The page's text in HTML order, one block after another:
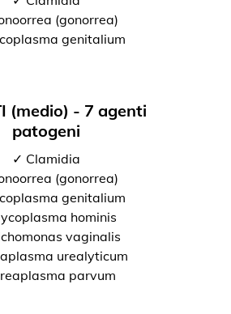
(gonorrea)
genitalium
(medio) - 7 agenti
patogeni
✓ Clamidia
(gonorrea)
genitalium
hominis
vaginalis
urealyticum
parvum